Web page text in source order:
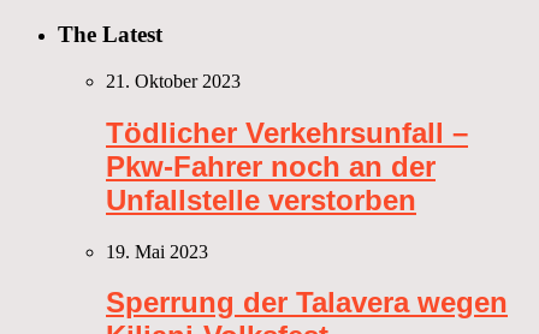
The Latest
21. Oktober 2023
Tödlicher Verkehrsunfall –
Pkw-Fahrer noch an der
Unfallstelle verstorben
19. Mai 2023
Sperrung der Talavera wegen